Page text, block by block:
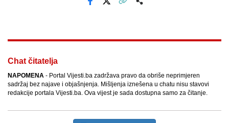
Chat čitatelja
NAPOMENA - Portal Vijesti.ba zadržava pravo da obriše neprimjeren
sadržaj bez najave i objašnjenja. Mišljenja iznešena u chatu nisu stavovi
redakcije portala Vijesti.ba. Ova vijest je sada dostupna samo za čitanje.